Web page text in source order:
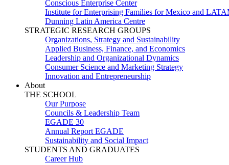
Conscious Enterprise Center
Institute for Enterprising Families for Mexico and
Dunning Latin America Centre
STRATEGIC RESEARCH GROUPS
Organizations, Strategy and Sustainability
Applied Business, Finance, and Economics
Leadership and Organizational Dynamics
Consumer Science and Marketing Strategy
Innovation and Entrepreneurship
About
THE SCHOOL
Our Purpose
Councils & Leadership Team
EGADE 30
Annual Report EGADE
Sustainability and Social Impact
STUDENTS AND GRADUATES
Career Hub